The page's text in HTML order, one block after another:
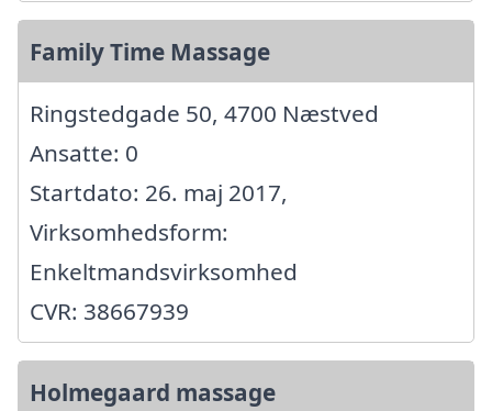
Family Time Massage
Ringstedgade 50, 4700 Næstved
Ansatte: 0
Startdato: 26. maj 2017,
Virksomhedsform:
Enkeltmandsvirksomhed
CVR: 38667939
Holmegaard massage